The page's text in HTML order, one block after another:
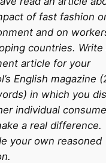
of fast fashion
and on
countries. Write
article for your
English magazine
in which you
individual
a real difference.
your own reasoned